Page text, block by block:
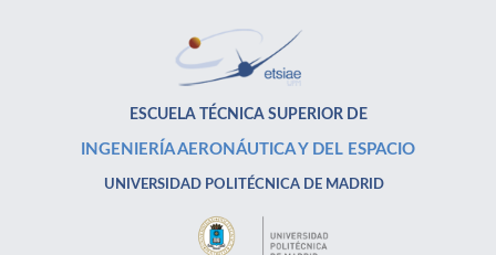
ESCUELA TÉCNICA SUPERIOR DE
INGENIERÍA AERONÁUTICA Y DEL ESPACIO
UNIVERSIDAD POLITÉCNICA DE MADRID